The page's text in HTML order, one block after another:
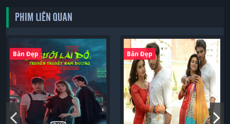
PHIM LIÊN QUAN
Bản Đẹp Bản Đẹp